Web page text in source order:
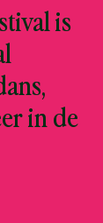
is
in de